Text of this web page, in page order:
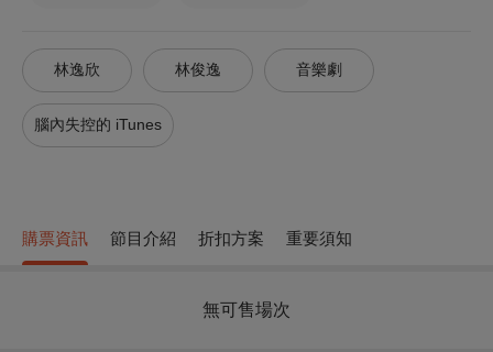
林逸欣 林俊逸 音樂劇
腦內失控的 iTunes
購票資訊 節目介紹 折扣方案 重要須知
無可售場次